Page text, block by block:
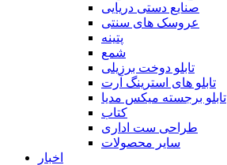
صنایع دستی دریایی
عروسک های سنتی
پتینه
شمع
تابلو دوخت برزیلی
تابلو های استرینگ آرت
تابلو برجسته میکس مدیا
کتاب
طراحی ست اداری
سایر محصولات
اخبار